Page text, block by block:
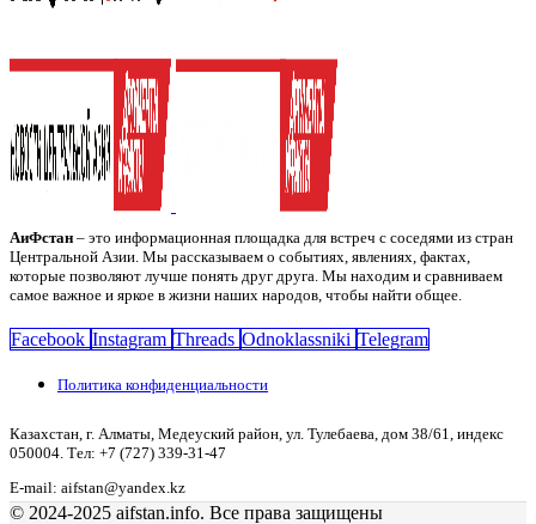
АиФстан – это информационная площадка для встреч с соседями из стран
Центральной Азии. Мы рассказываем о событиях, явлениях, фактах,
которые позволяют лучше понять друг друга. Мы находим и сравниваем
самое важное и яркое в жизни наших народов, чтобы найти общее.
Facebook Instagram Threads Odnoklassniki Telegram
Политика конфиденциальности
Казахстан, г. Алматы, Медеуский район, ул. Тулебаева, дом 38/61, индекс
050004. Тел: +7 (727) 339-31-47
E-mail: aifstan@yandex.kz
© 2024-2025 aifstan.info. Все права защищены